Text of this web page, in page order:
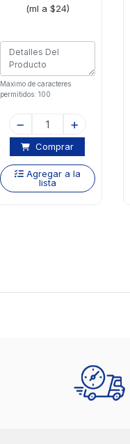
(ml a $24)
Maximo de caracteres
permitidos: 100
Comprar
Agregar a la
lista